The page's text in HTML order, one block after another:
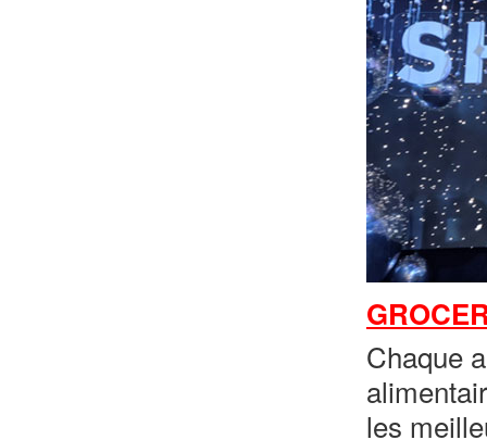
Chaque
les